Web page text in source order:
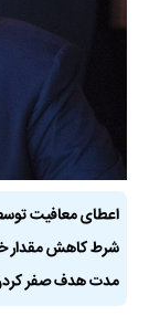
اعطای معافیت
شرط کاهش مقدار
مدت هدف صفر کردن